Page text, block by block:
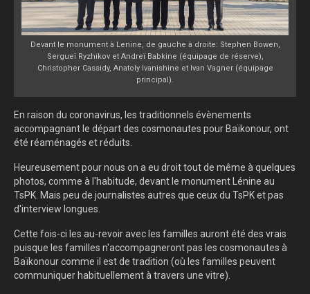
Devant le monument à Lenine, de gauche à droite: Stephen Bowen,
Sergueï Ryzhikov et Andreï Babkine (équipage de réserve),
Christopher Cassidy, Anatoly Ivanishine et Ivan Vagner (équipage
principal).
En raison du coronavirus, les traditionnels évènements
accompagnant le départ des cosmonautes pour Baïkonour, ont
été réaménagés et réduits.
Heureusement pour nous on a eu droit tout de même à quelques
photos, comme à l'habitude, devant le monument Lénine au
TsPK. Mais peu de journalistes autres que ceux du TsPK et pas
d'interview longues.
Cette fois-ci les au-revoir avec les familles auront été des vrais
puisque les familles n'accompagneront pas les cosmonautes à
Baïkonour comme il est de tradition (où les familles peuvent
communiquer habituellement à travers une vitre).